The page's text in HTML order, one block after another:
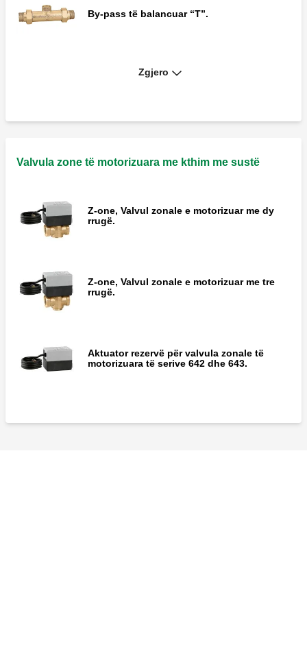
By-pass të balancuar “T”.
Aktuator termo-elektrik.
MISSING
Zgjero
Valvula zone të motorizuara me kthim me sustë
Z-one, Valvul zonale e motorizuar me dy
rrugë.
Z-one, Valvul zonale e motorizuar me tre
rrugë.
Aktuator rezervë për valvula zonale të
motorizuara të serive 642 dhe 643.